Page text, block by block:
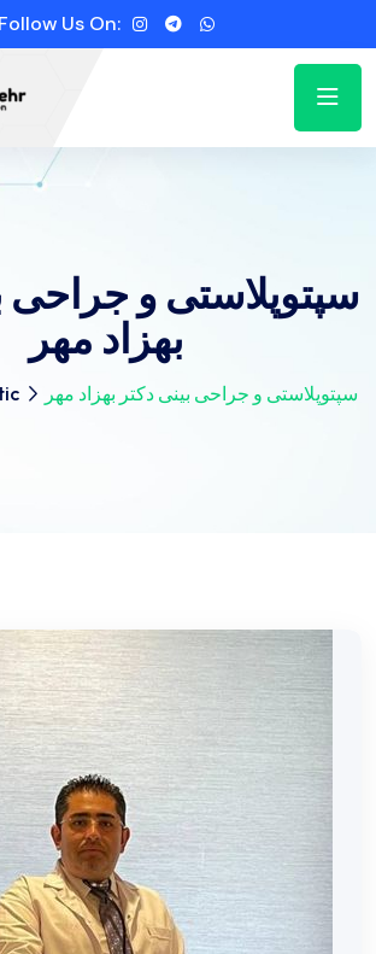
Follow Us On:
سپتوپلاستی و جراحی
بهزاد مهر
سپتوپلاستی و جراحی بینی دکتر بهزاد مهر